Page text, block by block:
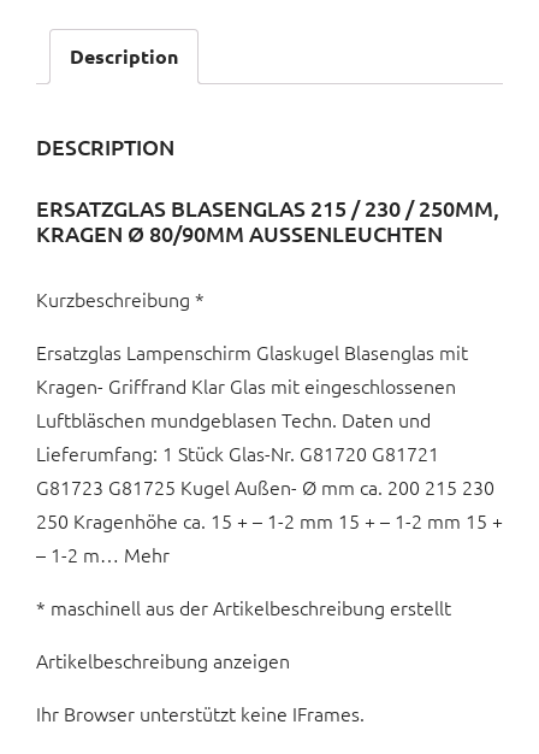
Description
DESCRIPTION
ERSATZGLAS BLASENGLAS 215 / 230 / 250MM,
KRAGEN Ø 80/90MM AUSSENLEUCHTEN
Kurzbeschreibung *
Ersatzglas Lampenschirm Glaskugel Blasenglas mit
Kragen- Griffrand Klar Glas mit eingeschlossenen
Luftbläschen mundgeblasen Techn. Daten und
Lieferumfang: 1 Stück Glas-Nr. G81720 G81721
G81723 G81725 Kugel Außen- Ø mm ca. 200 215 230
250 Kragenhöhe ca. 15 + – 1-2 mm 15 + – 1-2 mm 15 +
– 1-2 m… Mehr
* maschinell aus der Artikelbeschreibung erstellt
Artikelbeschreibung anzeigen
Ihr Browser unterstützt keine IFrames.